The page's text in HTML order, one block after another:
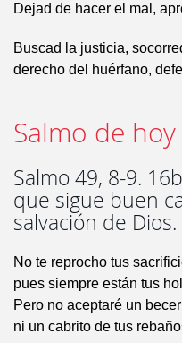
Dejad de hacer el mal,
Buscad la justicia,
derecho del huérfano,
Salmo de hoy
Salmo 49, 8-9.
que sigue buen
salvación de Dios.
No te reprocho tus
pues siempre están tus
Pero no aceptaré un
ni un cabrito de tus